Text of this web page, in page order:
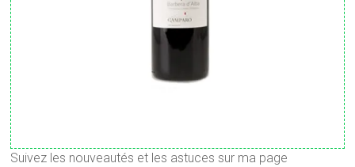
Suivez les nouveautés et les astuces sur ma page